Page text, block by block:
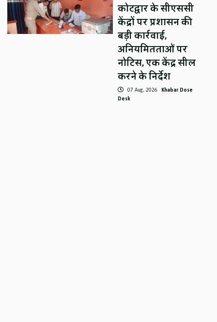
कोटद्वार के सीएससी
केंद्रों पर प्रशासन की
बड़ी कार्रवाई,
अनियमितताओं पर
नोटिस, एक केंद्र सील
करने के निर्देश
07 Aug, 2026 Khabar Dose
Desk